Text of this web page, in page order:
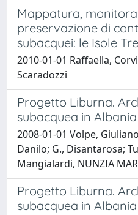
Mappatura,
preservazione di
subacquei: le Isole
2010-01-01 Raffaella,
Scaradozzi
Progetto Liburna.
subacquea in Albania
2008-01-01 Volpe,
Danilo; G., Disantarosa;
Mangialardi, NUNZIA
Progetto Liburna.
subacquea in Albania